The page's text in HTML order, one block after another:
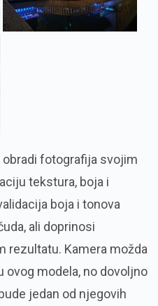
fotografija svojim
tekstura, boja i
boja i tonova
ali doprinosi
rezultatu. Kamera možda
ovog modela, no dovoljno
jedan od njegovih